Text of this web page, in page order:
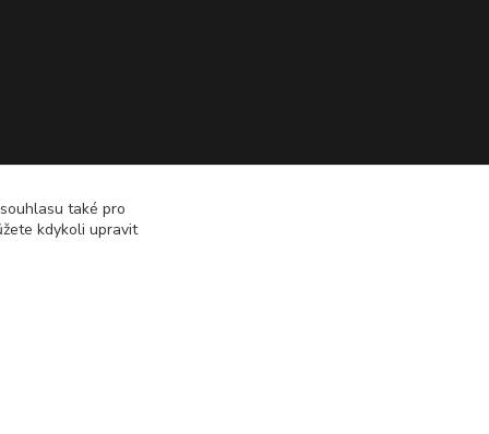
také pro
kdykoli upravit